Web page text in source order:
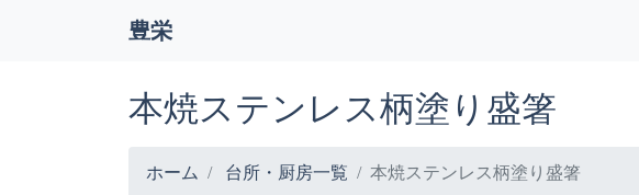
豊栄
本焼ステンレス柄塗り盛箸
ホーム 台所・厨房一覧 本焼ステンレス柄塗り盛箸